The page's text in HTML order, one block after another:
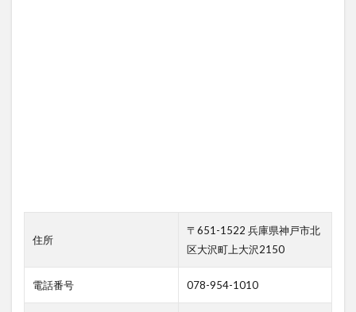
住所
〒651-1522 兵庫県神戸市北
区大沢町上大沢2150
電話番号 078-954-1010